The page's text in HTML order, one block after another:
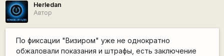
Herledan
Автор
По фиксации "Визиром" уже не однократно
обжаловали показания и штрафы, есть заключение